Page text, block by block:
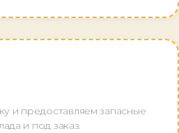
и предоставляем запасные
и под заказ.